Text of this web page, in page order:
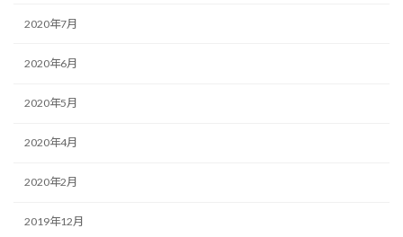
2020年7月
2020年6月
2020年5月
2020年4月
2020年2月
2019年12月